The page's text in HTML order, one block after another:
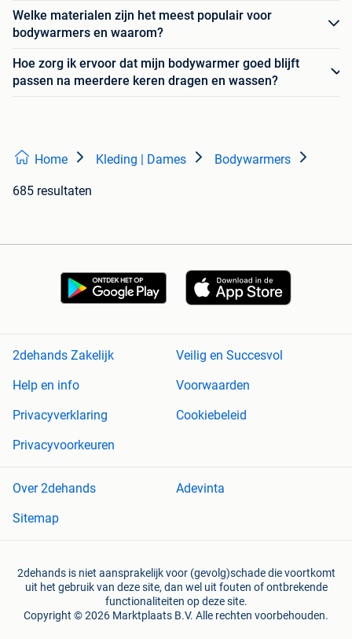
Welke materialen zijn het meest populair voor
bodywarmers en waarom?
Hoe zorg ik ervoor dat mijn bodywarmer goed blijft
passen na meerdere keren dragen en wassen?
Home Kleding | Dames Bodywarmers
685 resultaten
2dehands Zakelijk
Veilig en Succesvol
Help en info
Voorwaarden
Privacyverklaring
Cookiebeleid
Privacyvoorkeuren
Over 2dehands
Adevinta
Sitemap
2dehands is niet aansprakelijk voor (gevolg)schade die voortkomt
uit het gebruik van deze site, dan wel uit fouten of ontbrekende
functionaliteiten op deze site.
Copyright © 2026 Marktplaats B.V. Alle rechten voorbehouden.